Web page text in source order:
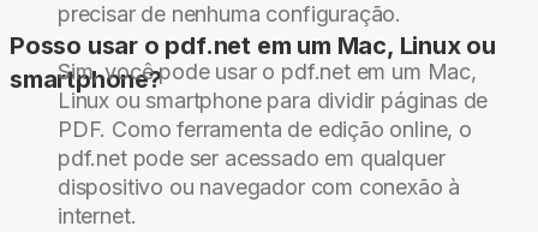
precisar de nenhuma configuração.
Posso usar o pdf.net em um Mac, Linux ou
smartphone?
Sim, você pode usar o pdf.net em um Mac,
Linux ou smartphone para dividir páginas de
PDF. Como ferramenta de edição online, o
pdf.net pode ser acessado em qualquer
dispositivo ou navegador com conexão à
internet.